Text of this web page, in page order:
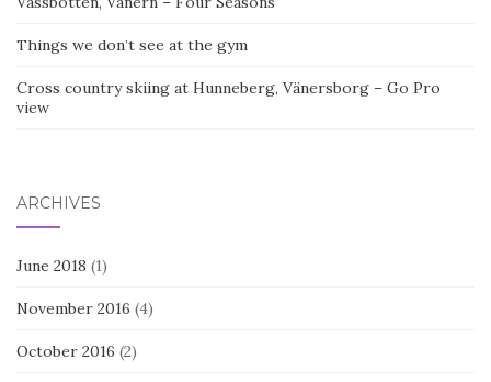
Things we don’t see at the gym
Cross country skiing at Hunneberg, Vänersborg – Go Pro
view
ARCHIVES
June 2018 (1)
November 2016 (4)
October 2016 (2)